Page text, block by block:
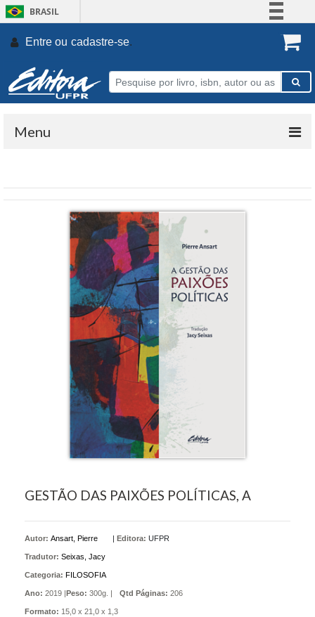
BRASIL
Participe
Entre ou cadastre-se.
Menu
GESTÃO DAS PAIXÕES POLÍTICAS, A
Autor: Ansart, Pierre
Tradutor: Seixas, Jacy
| Editora: UFPR
Categoria: FILOSOFIA
Ano: 2019 |Peso: 300g. | Qtd Páginas: 206
Formato: 15,0 x 21,0 x 1,3